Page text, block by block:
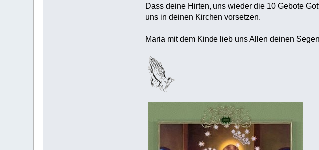
Dass deine Hirten, uns wieder die 10 Gebote
uns in deinen Kirchen vorsetzen.
Maria mit dem Kinde lieb uns Allen deinen